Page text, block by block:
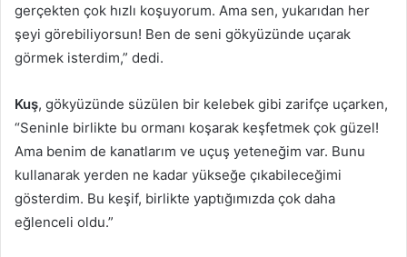
gerçekten çok hızlı koşuyorum. Ama sen, yukarıdan her
şeyi görebiliyorsun! Ben de seni gökyüzünde uçarak
görmek isterdim,” dedi.
Kuş, gökyüzünde süzülen bir kelebek gibi zarifçe uçarken,
“Seninle birlikte bu ormanı koşarak keşfetmek çok güzel!
Ama benim de kanatlarım ve uçuş yeteneğim var. Bunu
kullanarak yerden ne kadar yükseğe çıkabileceğimi
gösterdim. Bu keşif, birlikte yaptığımızda çok daha
eğlenceli oldu.”